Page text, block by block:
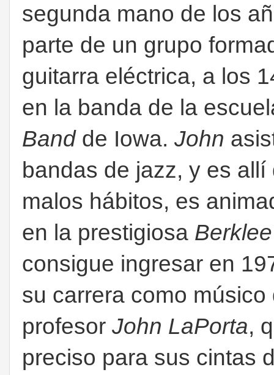
segunda mano de los
parte de un grupo
guitarra eléctrica, a los
en la banda de la
Bandde Iowa. John
bandas de jazz, y es
malos hábitos, es
en la prestigiosa
consigue ingresar en
su carrera como
profesor John LaPorta,
preciso para sus cintas